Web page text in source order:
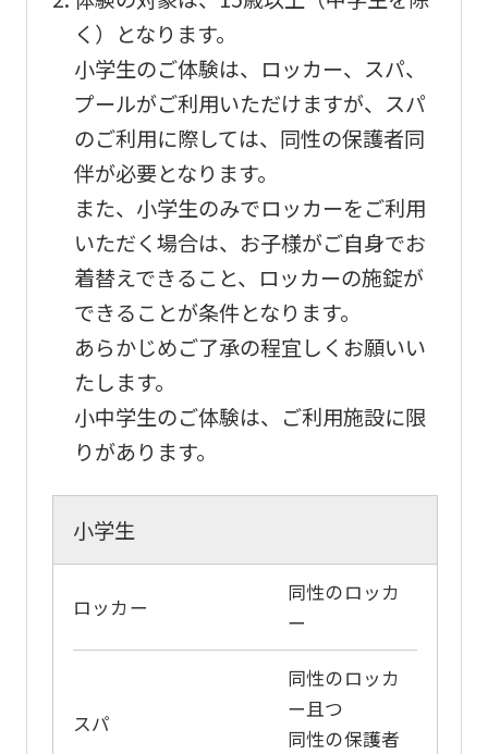
く）となります。
小学生のご体験は、ロッカー、スパ、
プールがご利用いただけますが、スパ
のご利用に際しては、同性の保護者同
伴が必要となります。
また、小学生のみでロッカーをご利用
いただく場合は、お子様がご自身でお
着替えできること、ロッカーの施錠が
できることが条件となります。
あらかじめご了承の程宜しくお願いい
たします。
小中学生のご体験は、ご利用施設に限
りがあります。
小学生
ロッカー
同性のロッカ
ー
スパ
同性のロッカ
ー且つ
同性の保護者
page.
if
you
use
an
automatic
translation
service,
the
Japanese
of
website
be
translated